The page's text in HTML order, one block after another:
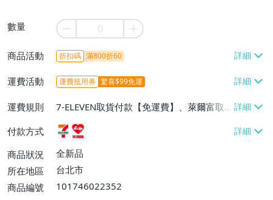
數量
商品活動 折扣碼 滿800折60
運費活動 運費抵用券 驚喜$99免運
運費規則
7-ELEVEN取貨付款【免運費】、萊爾富取
貨付款【免運費】
付款方式
商品狀況
全新品
所在地區
台北市
商品編號
101746022352